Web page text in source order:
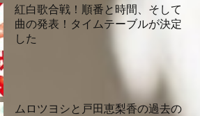
紅白歌合戦！順番と時間、そして
曲の発表！タイムテーブルが決定
した
ムロツヨシと戸田恵梨香の過去の